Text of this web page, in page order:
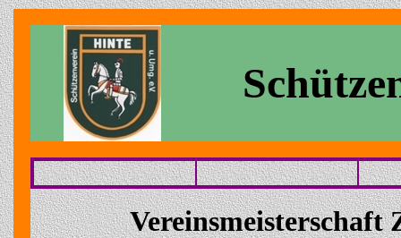
Vereinsmeisterschaft